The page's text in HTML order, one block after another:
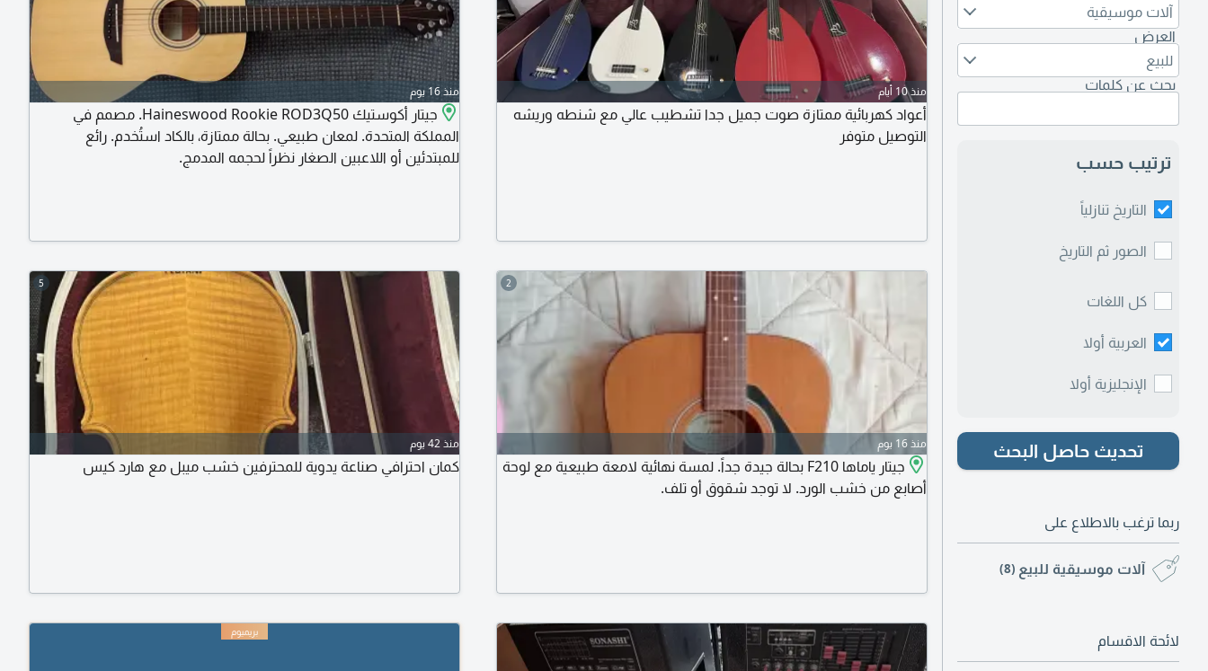
آلات موسيقية
العرض
للبيع
بحث عن كلمات
ترتيب حسب
التاريخ تنازلياً
الصور ثم التاريخ
كل اللغات
العربية أولا
الإنجليزية أولا
تحديث حاصل البحث
ربما ترغب بالاطلاع على
آلات موسيقية للبيع (8)
لائحة الاقسام
منذ 10 أيام
أعواد كهربائية ممتازة صوت جميل جدا تشطيب عالي مع شنطه وريشه
التوصيل متوفر
منذ 16 يوم
جيتار أكوستيك Haineswood Rookie ROD3Q50. مصمم في
المملكة المتحدة. لمعان طبيعي. بحالة ممتازة، بالكاد استُخدم. رائع
للمبتدئين أو اللاعبين الصغار نظراً لحجمه المدمج.
2
منذ 16 يوم
جيتار ياماها F210 بحالة جيدة جداً. لمسة نهائية لامعة طبيعية مع لوحة
أصابع من خشب الورد. لا توجد شقوق أو تلف.
5
منذ 42 يوم
كمان احترافي صناعة يدوية للمحترفين خشب ميبل مع هارد كيس